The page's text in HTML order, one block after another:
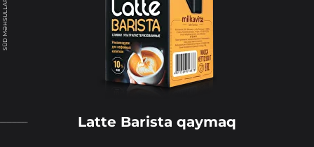
Latte Barista qaymaq
SÜD MƏHSULLARI